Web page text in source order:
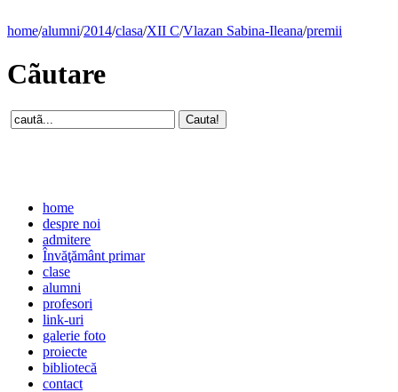
home/alumni/2014/clasa/XII C/Vlazan Sabina-Ileana/premii
Cãutare
home
despre noi
admitere
Învăţământ primar
clase
alumni
profesori
link-uri
galerie foto
proiecte
bibliotecă
contact